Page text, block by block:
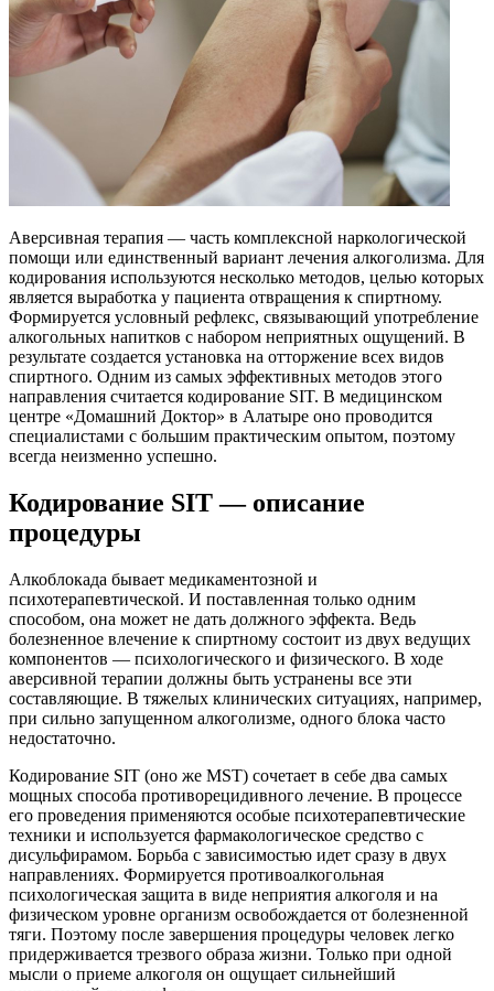
Аверсивная терапия — часть комплексной наркологической
помощи или единственный вариант лечения алкоголизма. Для
кодирования используются несколько методов, целью которых
является выработка у пациента отвращения к спиртному.
Формируется условный рефлекс, связывающий употребление
алкогольных напитков с набором неприятных ощущений. В
результате создается установка на отторжение всех видов
спиртного. Одним из самых эффективных методов этого
направления считается кодирование SIT. В медицинском
центре «Домашний Доктор» в Алатыре оно проводится
специалистами с большим практическим опытом, поэтому
всегда неизменно успешно.
Кодирование SIT — описание
процедуры
Алкоблокада бывает медикаментозной и
психотерапевтической. И поставленная только одним
способом, она может не дать должного эффекта. Ведь
болезненное влечение к спиртному состоит из двух ведущих
компонентов — психологического и физического. В ходе
аверсивной терапии должны быть устранены все эти
составляющие. В тяжелых клинических ситуациях, например,
при сильно запущенном алкоголизме, одного блока часто
недостаточно.
Кодирование SIT (оно же MST) сочетает в себе два самых
мощных способа противорецидивного лечение. В процессе
его проведения применяются особые психотерапевтические
техники и используется фармакологическое средство с
дисульфирамом. Борьба с зависимостью идет сразу в двух
направлениях. Формируется противоалкогольная
психологическая защита в виде неприятия алкоголя и на
физическом уровне организм освобождается от болезненной
тяги. Поэтому после завершения процедуры человек легко
придерживается трезвого образа жизни. Только при одной
мысли о приеме алкоголя он ощущает сильнейший